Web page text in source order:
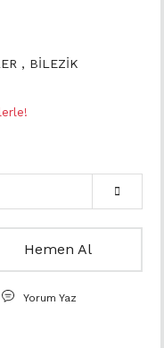
, BİLEZİK
Hemen Al
Yorum Yaz